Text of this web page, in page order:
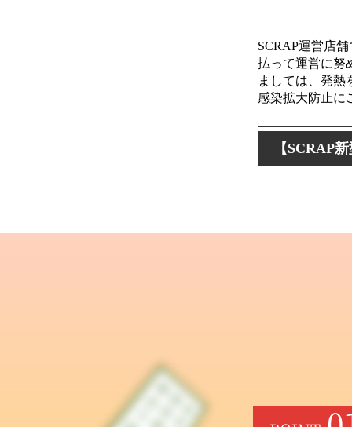
SCRAP運営店
払って運営に努
ましては、発熱
感染拡大防止に
【SCRAP